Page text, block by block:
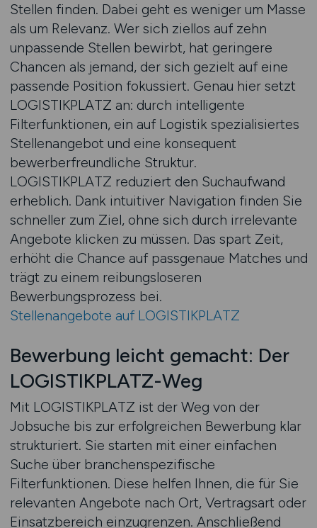
Stellen finden. Dabei geht es weniger um Masse
als um Relevanz. Wer sich ziellos auf zehn
unpassende Stellen bewirbt, hat geringere
Chancen als jemand, der sich gezielt auf eine
passende Position fokussiert. Genau hier setzt
LOGISTIKPLATZ an: durch intelligente
Filterfunktionen, ein auf Logistik spezialisiertes
Stellenangebot und eine konsequent
bewerberfreundliche Struktur.
LOGISTIKPLATZ reduziert den Suchaufwand
erheblich. Dank intuitiver Navigation finden Sie
schneller zum Ziel, ohne sich durch irrelevante
Angebote klicken zu müssen. Das spart Zeit,
erhöht die Chance auf passgenaue Matches und
trägt zu einem reibungsloseren
Bewerbungsprozess bei.
Stellenangebote auf LOGISTIKPLATZ
Bewerbung leicht gemacht: Der
LOGISTIKPLATZ-Weg
Mit LOGISTIKPLATZ ist der Weg von der
Jobsuche bis zur erfolgreichen Bewerbung klar
strukturiert. Sie starten mit einer einfachen
Suche über branchenspezifische
Filterfunktionen. Diese helfen Ihnen, die für Sie
relevanten Angebote nach Ort, Vertragsart oder
Einsatzbereich einzugrenzen. Anschließend